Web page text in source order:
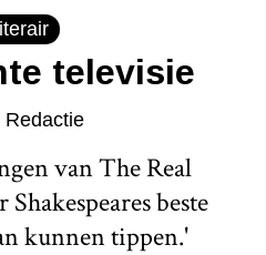
televisie
Redactie
van The Real
beste
kunnen tippen.'